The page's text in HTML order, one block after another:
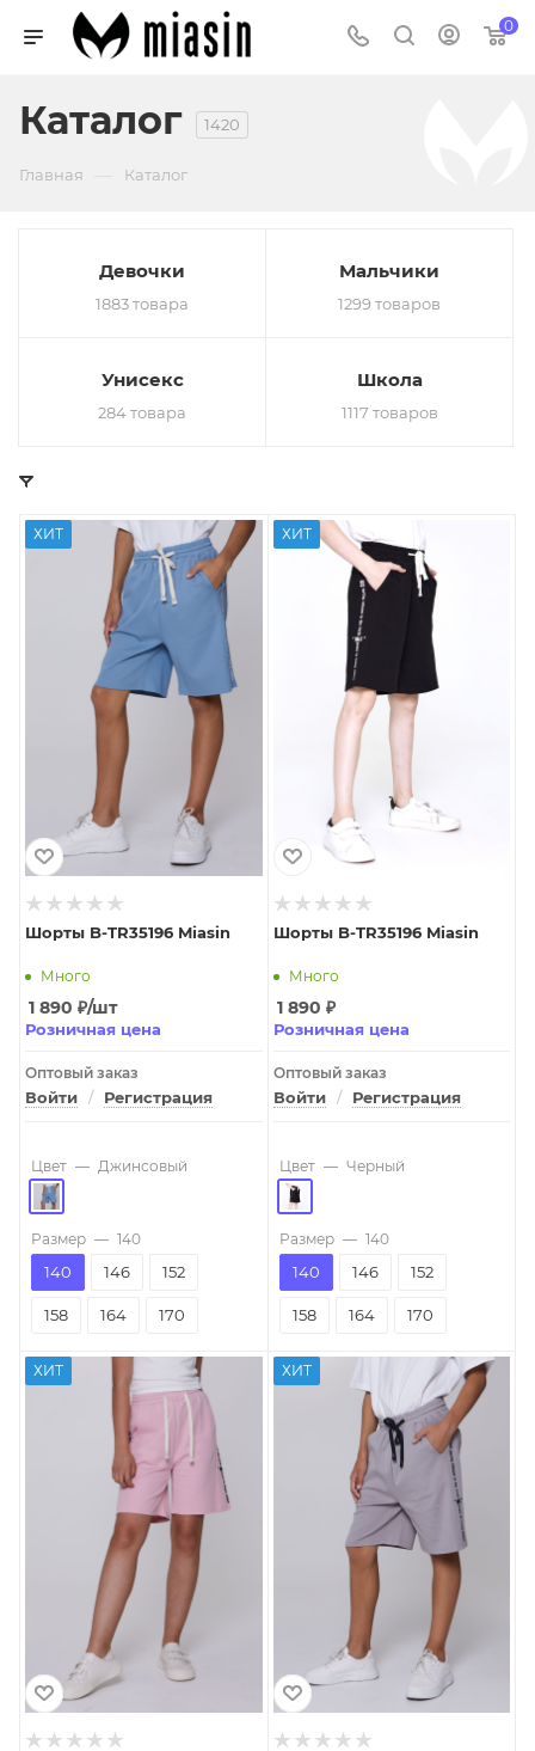
0
Каталог 1420
Главная Каталог
Девочки
1883 товара
Мальчики
1299 товаров
Унисекс
284 товара
Школа
1117 товаров
ХИТ
Шорты B-TR35196 Miasin
Много
1 890 ₽/шт
Розничная цена
Оптовый заказ
Войти / Регистрация
Цвет — Джинсовый
Размер — 140
140 146 152
158 164 170
ХИТ
Шорты B-TR35196 Miasin
Много
1 890 ₽
Розничная цена
Оптовый заказ
Войти / Регистрация
Цвет — Черный
Размер — 140
140 146 152
158 164 170
ХИТ ХИТ